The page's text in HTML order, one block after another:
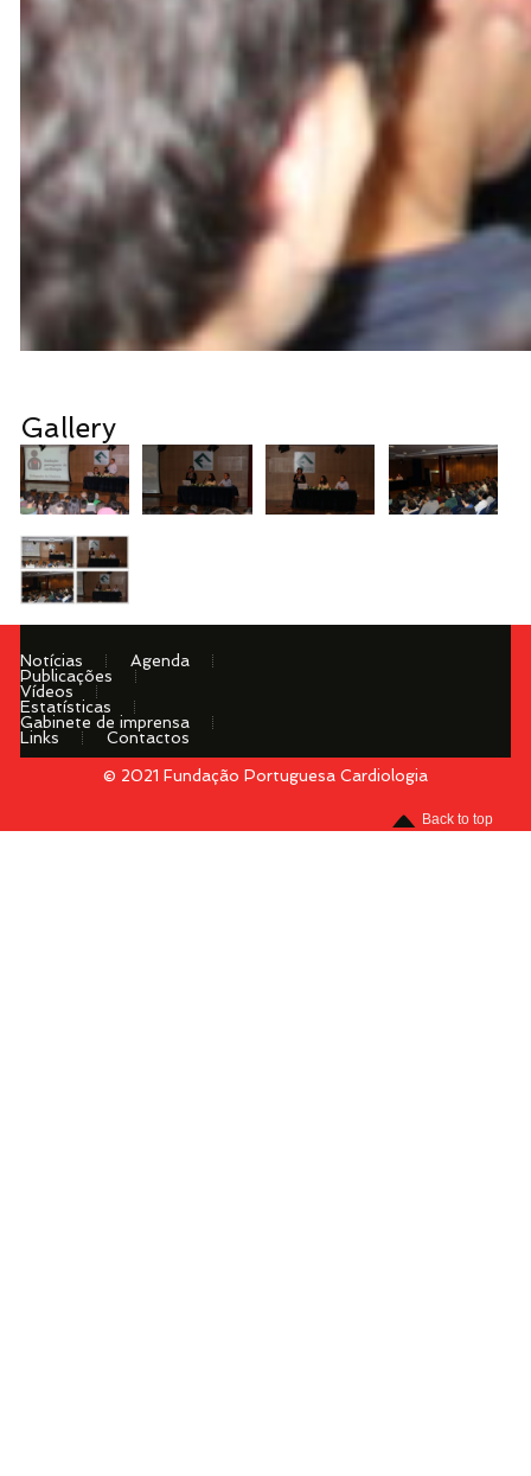
Gallery
Notícias
Agenda
Publicações
Vídeos
Estatísticas
Gabinete de imprensa
Links
Contactos
© 2021 Fundação Portuguesa Cardiologia
Back to top